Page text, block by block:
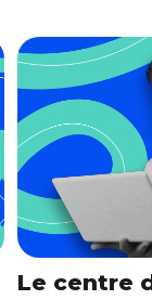
Le centre